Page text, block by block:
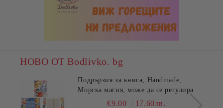
НОВО ОТ Bodlivko. bg
Подрързия за книга, Handmade,
Морска магия, може да се регулира
€9.00 17.60лв.